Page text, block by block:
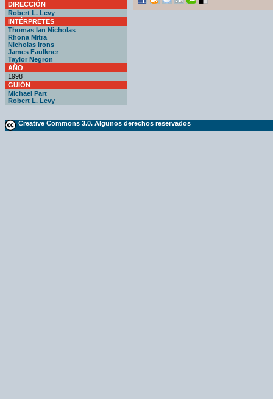
DIRECCIÓN
Robert L. Levy
INTÉRPRETES
Thomas Ian Nicholas
Rhona Mitra
Nicholas Irons
James Faulkner
Taylor Negron
AÑO
1998
GUIÓN
Michael Part
Robert L. Levy
Creative Commons 3.0. Algunos derechos reservados